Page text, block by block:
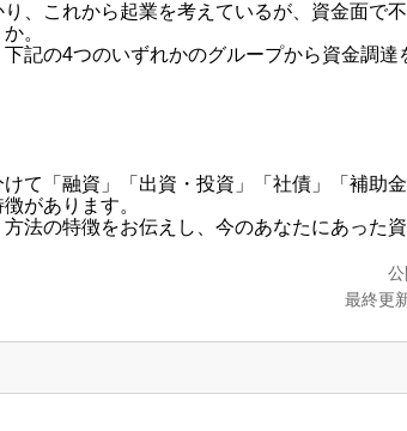
、これから起業を考えているが、資金面で
。
記の4つのいずれかのグループから資金調達
て「融資」「出資・投資」「社債」「補助
があります。
法の特徴をお伝えし、今のあなたにあった
最終更